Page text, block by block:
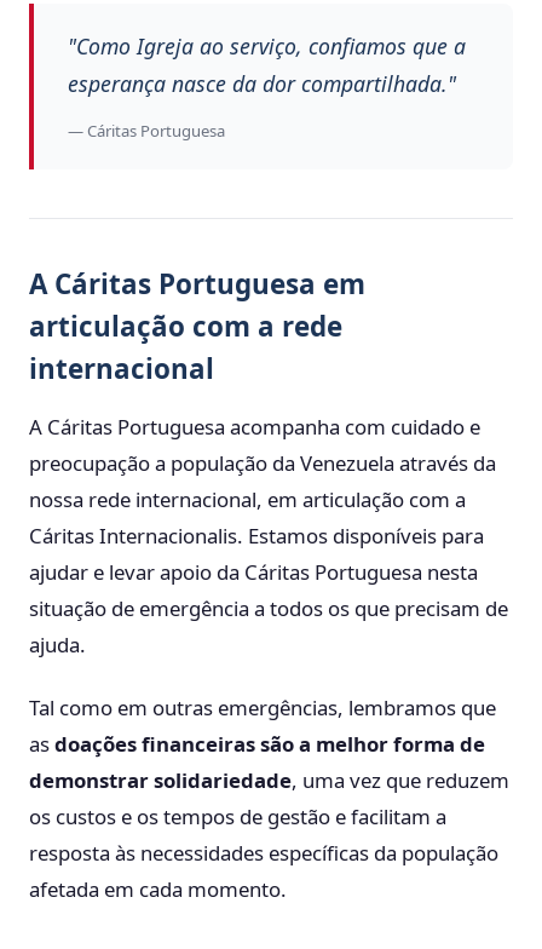
"Como Igreja ao serviço, confiamos que a
esperança nasce da dor compartilhada."
— Cáritas Portuguesa
A Cáritas Portuguesa em
articulação com a rede
internacional
A Cáritas Portuguesa acompanha com cuidado e
preocupação a população da Venezuela através da
nossa rede internacional, em articulação com a
Cáritas Internacionalis. Estamos disponíveis para
ajudar e levar apoio da Cáritas Portuguesa nesta
situação de emergência a todos os que precisam de
ajuda.
Tal como em outras emergências, lembramos que
asdoações financeiras são a melhor forma de
demonstrar solidariedade, uma vez que reduzem
os custos e os tempos de gestão e facilitam a
resposta às necessidades específicas da população
afetada em cada momento.